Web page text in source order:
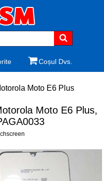
Coșul Dvs.
Moto E6 Plus
Moto E6 Plus,